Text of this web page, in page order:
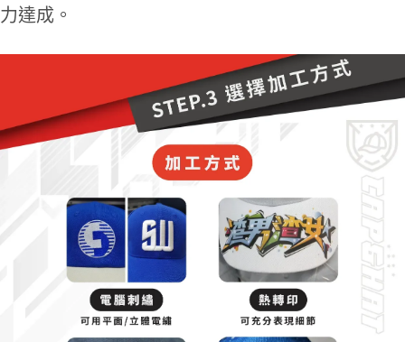
力達成。